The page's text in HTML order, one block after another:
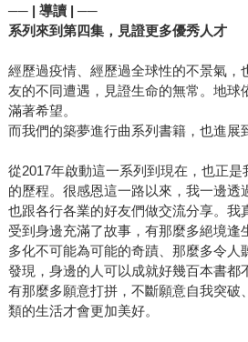
── | 導讀 | ──
系列來到第四集，見證更多優秀人才
經歷過疫情、經歷過全球性的不景氣，
友的不同遭遇，見證生命的無常。地球
滿著希望。
而我們的築夢進行曲系列書籍，也進展
從2017年啟動這一系列到現在，也正
的歷程。很感恩這一路以來，我一邊透
也跟各行各業的好友們做交流分享。我
受到身邊充滿了故事，有那麼多絕境逢
多化不可能為可能的奇蹟、那麼多令人
發現，身邊的人可以成就好幾百本書都
有那麼多願意打拼，不斷願意自我突破
類的生活才會更加美好。